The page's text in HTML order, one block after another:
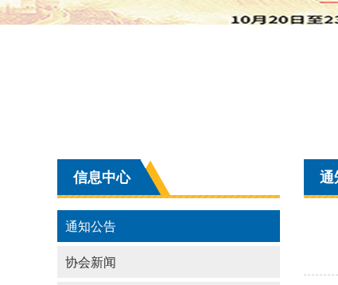
信息中心
通知公告
协会新闻
通